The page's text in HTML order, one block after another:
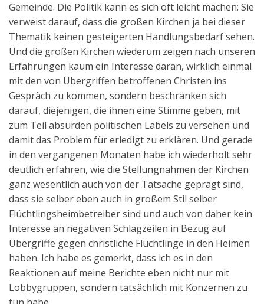
Gemeinde. Die Politik kann es sich oft leicht machen: Sie
verweist darauf, dass die großen Kirchen ja bei dieser
Thematik keinen gesteigerten Handlungsbedarf sehen.
Und die großen Kirchen wiederum zeigen nach unseren
Erfahrungen kaum ein Interesse daran, wirklich einmal
mit den von Übergriffen betroffenen Christen ins
Gespräch zu kommen, sondern beschränken sich
darauf, diejenigen, die ihnen eine Stimme geben, mit
zum Teil absurden politischen Labels zu versehen und
damit das Problem für erledigt zu erklären. Und gerade
in den vergangenen Monaten habe ich wiederholt sehr
deutlich erfahren, wie die Stellungnahmen der Kirchen
ganz wesentlich auch von der Tatsache geprägt sind,
dass sie selber eben auch in großem Stil selber
Flüchtlingsheimbetreiber sind und auch von daher kein
Interesse an negativen Schlagzeilen in Bezug auf
Übergriffe gegen christliche Flüchtlinge in den Heimen
haben. Ich habe es gemerkt, dass ich es in den
Reaktionen auf meine Berichte eben nicht nur mit
Lobbygruppen, sondern tatsächlich mit Konzernen zu